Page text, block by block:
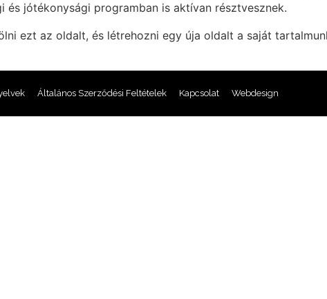
jótékonysági programban is aktívan résztvesznek.
ezt az oldalt, és létrehozni egy úja oldalt a saját
Általános Szerződési Feltételek Kapcsolat Webdesign